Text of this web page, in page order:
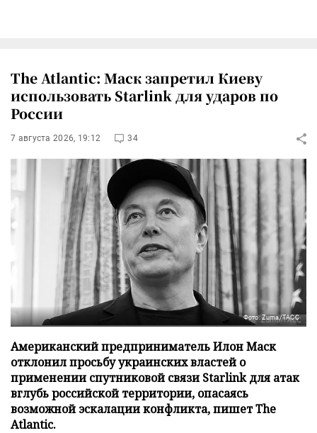
The Atlantic: Маск запретил Киеву
использовать Starlink для ударов по
России
7 августа 2026, 19:12 34
Фото: Zuma/ТАСС
Американский предприниматель Илон Маск
отклонил просьбу украинских властей о
применении спутниковой связи Starlink для атак
вглубь российской территории, опасаясь
возможной эскалации конфликта, пишет The
Atlantic.